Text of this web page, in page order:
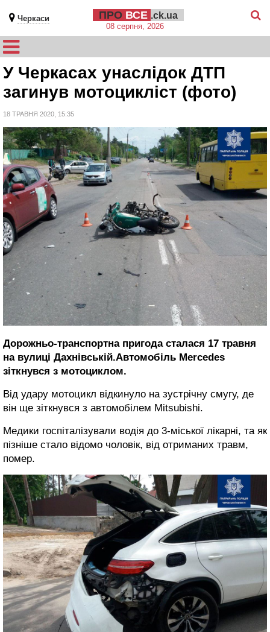
Черкаси ПРО ВСЕ .ck.ua
08 серпня, 2026
У Черкасах унаслідок ДТП
загинув мотоцикліст (фото)
18 ТРАВНЯ 2020, 15:35
Дорожньо-транспортна пригода сталася 17 травня
на вулиці Дахнівській.Автомобіль Mercedes
зіткнувся з мотоциклом.
Від удару мотоцикл відкинуло на зустрічну смугу, де
він ще зіткнувся з автомобілем Mitsubishi.
Медики госпіталізували водія до 3-міської лікарні, та як
пізніше стало відомо чоловік, від отриманих травм,
помер.